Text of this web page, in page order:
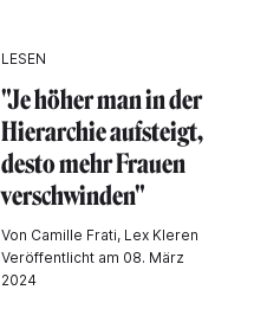
LESEN
"Je höher man in der
Hierarchie aufsteigt,
desto mehr Frauen
verschwinden"
Von Camille Frati, Lex Kleren
Veröffentlicht am 08. März
2024